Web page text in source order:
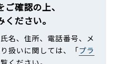
確認の上、
ください。
名、住所、電話番号、メ
扱いに関しては、「プラ